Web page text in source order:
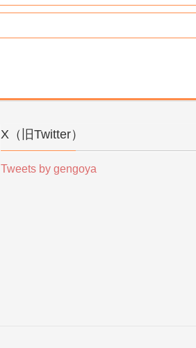
X（旧Twitter）
Tweets by gengoya